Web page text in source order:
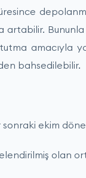
artabilir.
amacıyla
bahsedilebilir.
ekim
olan